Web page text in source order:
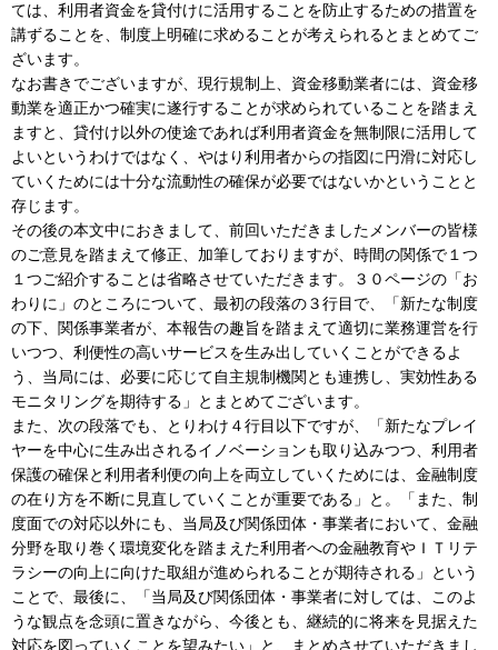
ては、利用者資金を貸付けに活用することを防止するための措置を
講ずることを、制度上明確に求めることが考えられるとまとめてご
ざいます。
なお書きでございますが、現行規制上、資金移動業者には、資金移
動業を適正かつ確実に遂行することが求められていることを踏まえ
ますと、貸付け以外の使途であれば利用者資金を無制限に活用して
よいというわけではなく、やはり利用者からの指図に円滑に対応し
ていくためには十分な流動性の確保が必要ではないかということと
存じます。
その後の本文中におきまして、前回いただきましたメンバーの皆様
のご意見を踏まえて修正、加筆しておりますが、時間の関係で１つ
１つご紹介することは省略させていただきます。３０ページの「お
わりに」のところについて、最初の段落の３行目で、「新たな制度
の下、関係事業者が、本報告の趣旨を踏まえて適切に業務運営を行
いつつ、利便性の高いサービスを生み出していくことができるよ
う、当局には、必要に応じて自主規制機関とも連携し、実効性ある
モニタリングを期待する」とまとめてございます。
また、次の段落でも、とりわけ４行目以下ですが、「新たなプレイ
ヤーを中心に生み出されるイノベーションも取り込みつつ、利用者
保護の確保と利用者利便の向上を両立していくためには、金融制度
の在り方を不断に見直していくことが重要である」と。「また、制
度面での対応以外にも、当局及び関係団体・事業者において、金融
分野を取り巻く環境変化を踏まえた利用者への金融教育やＩＴリテ
ラシーの向上に向けた取組が進められることが期待される」という
ことで、最後に、「当局及び関係団体・事業者に対しては、このよ
うな観点を念頭に置きながら、今後とも、継続的に将来を見据えた
対応を図っていくことを望みたい」と、まとめさせていただきまし